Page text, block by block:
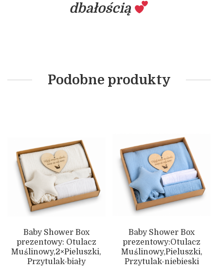
dbałością
Podobne produkty
Baby Shower Box
prezentowy: Otulacz
Muślinowy,2×Pieluszki,
Przytulak-biały
Baby Shower Box
prezentowy:Otulacz
Muślinowy,Pieluszki,
Przytulak-niebieski